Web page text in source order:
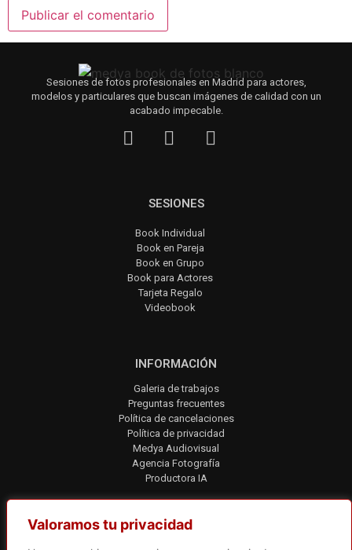
Valoramos tu privacidad
Sesiones de fotos profesionales en Madrid para actores,
modelos y particulares que buscan imágenes de calidad con un
acabado impecable.
SESIONES
Book Individual
Book en Pareja
Book en Grupo
Book para Actores
Tarjeta Regalo
Videobook
INFORMACIÓN
Galeria de trabajos
Preguntas frecuentes
Política de cancelaciones
Política de privacidad
Medya Audiovisual
Agencia Fotografía
Productora IA
CONTACTO